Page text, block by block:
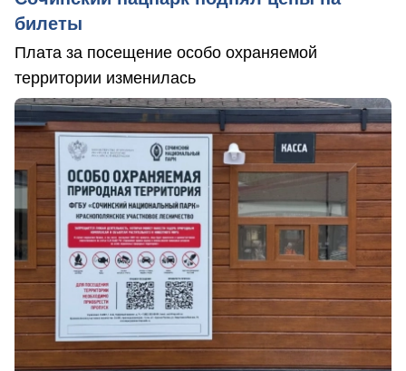
билеты
Плата за посещение особо охраняемой
территории изменилась